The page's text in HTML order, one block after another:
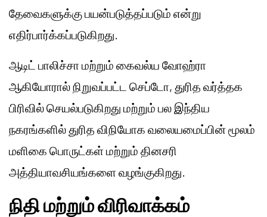
தேவைகளுக்கு பயன்படுத்தப்படும் என்று
எதிர்பார்க்கப்படுகிறது.
ஆடிட் பாலிச்சா மற்றும் கைவல்ய வோஹ்ரா
ஆகியோரால் நிறுவப்பட்ட செப்டோ, துரித வர்த்தக
பிரிவில் செயல்படுகிறது மற்றும் பல இந்திய
நகரங்களில் துரித விநியோக வலையமைப்பின் மூலம்
மளிகை பொருட்கள் மற்றும் தினசரி
அத்தியாவசியங்களை வழங்குகிறது.
நிதி மற்றும் விரிவாக்கம்